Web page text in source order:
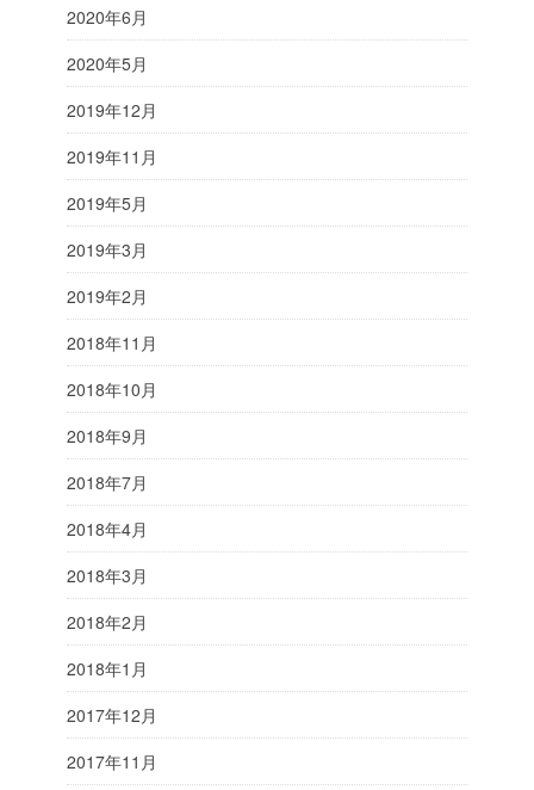
2020年6月
2020年5月
2019年12月
2019年11月
2019年5月
2019年3月
2019年2月
2018年11月
2018年10月
2018年9月
2018年7月
2018年4月
2018年3月
2018年2月
2018年1月
2017年12月
2017年11月